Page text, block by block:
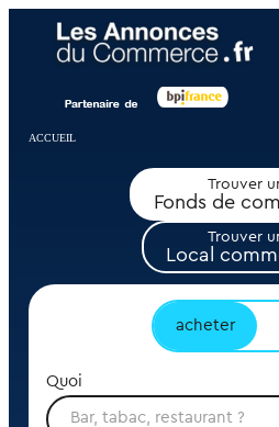
ACCUEIL
Trouver
Fonds de
Trouver
Local
acheter
Quoi
Panneau de gestion des cookies